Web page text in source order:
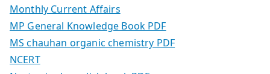
Monthly Current Affairs
MP General Knowledge Book PDF
MS chauhan organic chemistry PDF
NCERT